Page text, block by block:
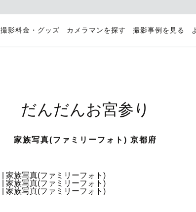
撮影料金・グッズ カメラマンを探す 撮影事例を見る
だんだんお宮参り
家族写真(ファミリーフォト) 京都府